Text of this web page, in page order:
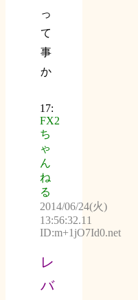
っ
て
事
か
17:
FX2
ち
ゃ
ん
ね
る
2014/06/24(火)
13:56:32.11
ID:m+1jO7Id0.net
レ
バ